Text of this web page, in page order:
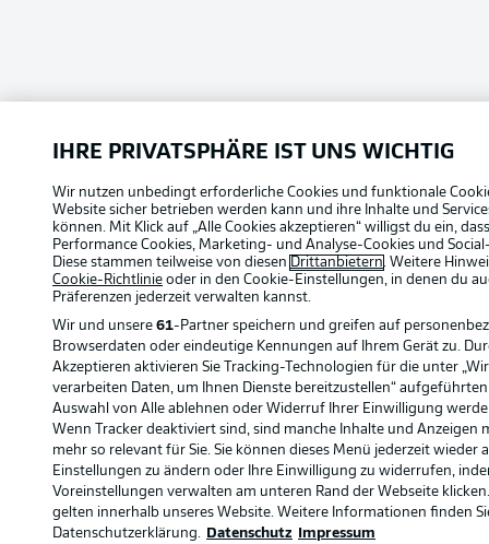
IHRE PRIVATSPHÄRE IST UNS WICHTIG
Wir nutzen unbedingt erforderliche Cookies und funktionale
Website sicher betrieben werden kann und ihre Inhalte und
können. Mit Klick auf „Alle Cookies akzeptieren“ willigst du ein,
Performance Cookies, Marketing- und Analyse-Cookies und
Diese stammen teilweise von diesen Drittanbietern. Weitere
Cookie-Richtlinie oder in den Cookie-Einstellungen, in denen du
Präferenzen jederzeit verwalten kannst.
Wir und unsere 61-Partner speichern und greifen auf
Browserdaten oder eindeutige Kennungen auf Ihrem Gerät zu.
Akzeptieren aktivieren Sie Tracking-Technologien für die unter
verarbeiten Daten, um Ihnen Dienste bereitzustellen“
Auswahl von Alle ablehnen oder Widerruf Ihrer Einwilligung
Wenn Tracker deaktiviert sind, sind manche Inhalte und Anzeigen
mehr so relevant für Sie. Sie können dieses Menü jederzeit wieder
Einstellungen zu ändern oder Ihre Einwilligung zu widerrufen,
Voreinstellungen verwalten am unteren Rand der Webseite
gelten innerhalb unseres Website. Weitere Informationen finden
Datenschutzerklärung.
Datenschutz Impressum